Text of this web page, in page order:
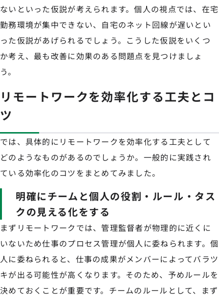
ないといった仮説が考えられます。個人の視点では、在宅
勤務環境が集中できない、自宅のネット回線が遅いとい
った仮説があげられるでしょう。こうした仮説をいくつ
か考え、最も改善に効果のある問題点を見つけましょ
う。
リモートワークを効率化する工夫とコ
ツ
では、具体的にリモートワークを効率化する工夫として
どのようなものがあるのでしょうか。一般的に実践され
ている効率化のコツをまとめてみました。
明確にチームと個人の役割・ルール・タス
クの見える化をする
まずリモートワークでは、管理監督者が物理的に近くに
いないため仕事のプロセス管理が個人に委ねられます。個
人に委ねられると、仕事の成果がメンバーによってバラツ
キが出る可能性が高くなります。そのため、予めルールを
決めておくことが重要です。チームのルールとして、まず